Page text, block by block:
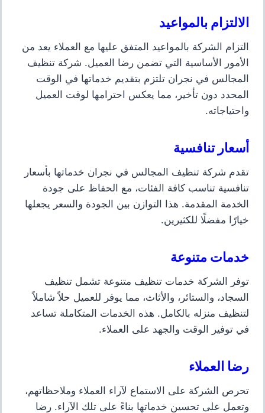
الالتزام بالمواعيد
التزام الشركة بالمواعيد المتفق عليها مع العملاء يعد من
الأمور الأساسية التي تضمن رضا العميل. شركة تنظيف
المجالس في نجران تلتزم بتقديم خدماتها في الوقت
المحدد دون تأخير، مما يعكس احترامها لوقت العميل
واحتياجاته.
أسعار تنافسية
تقدم شركة تنظيف المجالس في نجران خدماتها بأسعار
تنافسية تناسب كافة الفئات، مع الحفاظ على جودة
الخدمة المقدمة. هذا التوازن بين الجودة والسعر يجعلها
خيارًا مفضلًا للكثيرين.
خدمات متنوعة
توفر الشركة خدمات تنظيف متنوعة تشمل تنظيف
السجاد، والستائر، والأثاث، مما يوفر للعميل حلاً شاملاً
لتنظيف منزله بالكامل. هذه الخدمات المتكاملة تساعد
في توفير الوقت والجهد على العملاء.
رضا العملاء
تحرص الشركة على الاستماع لآراء العملاء وملاحظاتهم،
وتعمل على تحسين خدماتها بناءً على تلك الآراء. رضا